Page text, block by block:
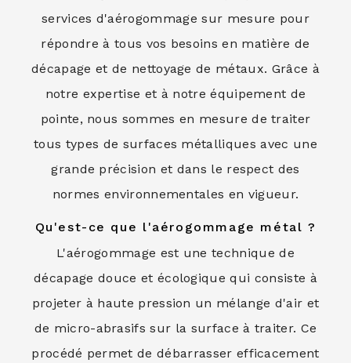
services d'aérogommage sur mesure pour
répondre à tous vos besoins en matière de
décapage et de nettoyage de métaux. Grâce à
notre expertise et à notre équipement de
pointe, nous sommes en mesure de traiter
tous types de surfaces métalliques avec une
grande précision et dans le respect des
normes environnementales en vigueur.
Qu'est-ce que l'aérogommage métal ?
L'aérogommage est une technique de
décapage douce et écologique qui consiste à
projeter à haute pression un mélange d'air et
de micro-abrasifs sur la surface à traiter. Ce
procédé permet de débarrasser efficacement